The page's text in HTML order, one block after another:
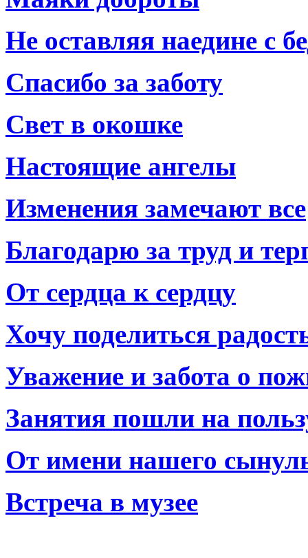
Не оставляя наедине с
Спасибо за заботу
Свет в окошке
Настоящие ангелы
Изменения замечают все
Благодарю за труд и
От сердца к сердцу
Хочу поделиться
Уважение и забота о
Занятия пошли на
От имени нашего
Встреча в музее